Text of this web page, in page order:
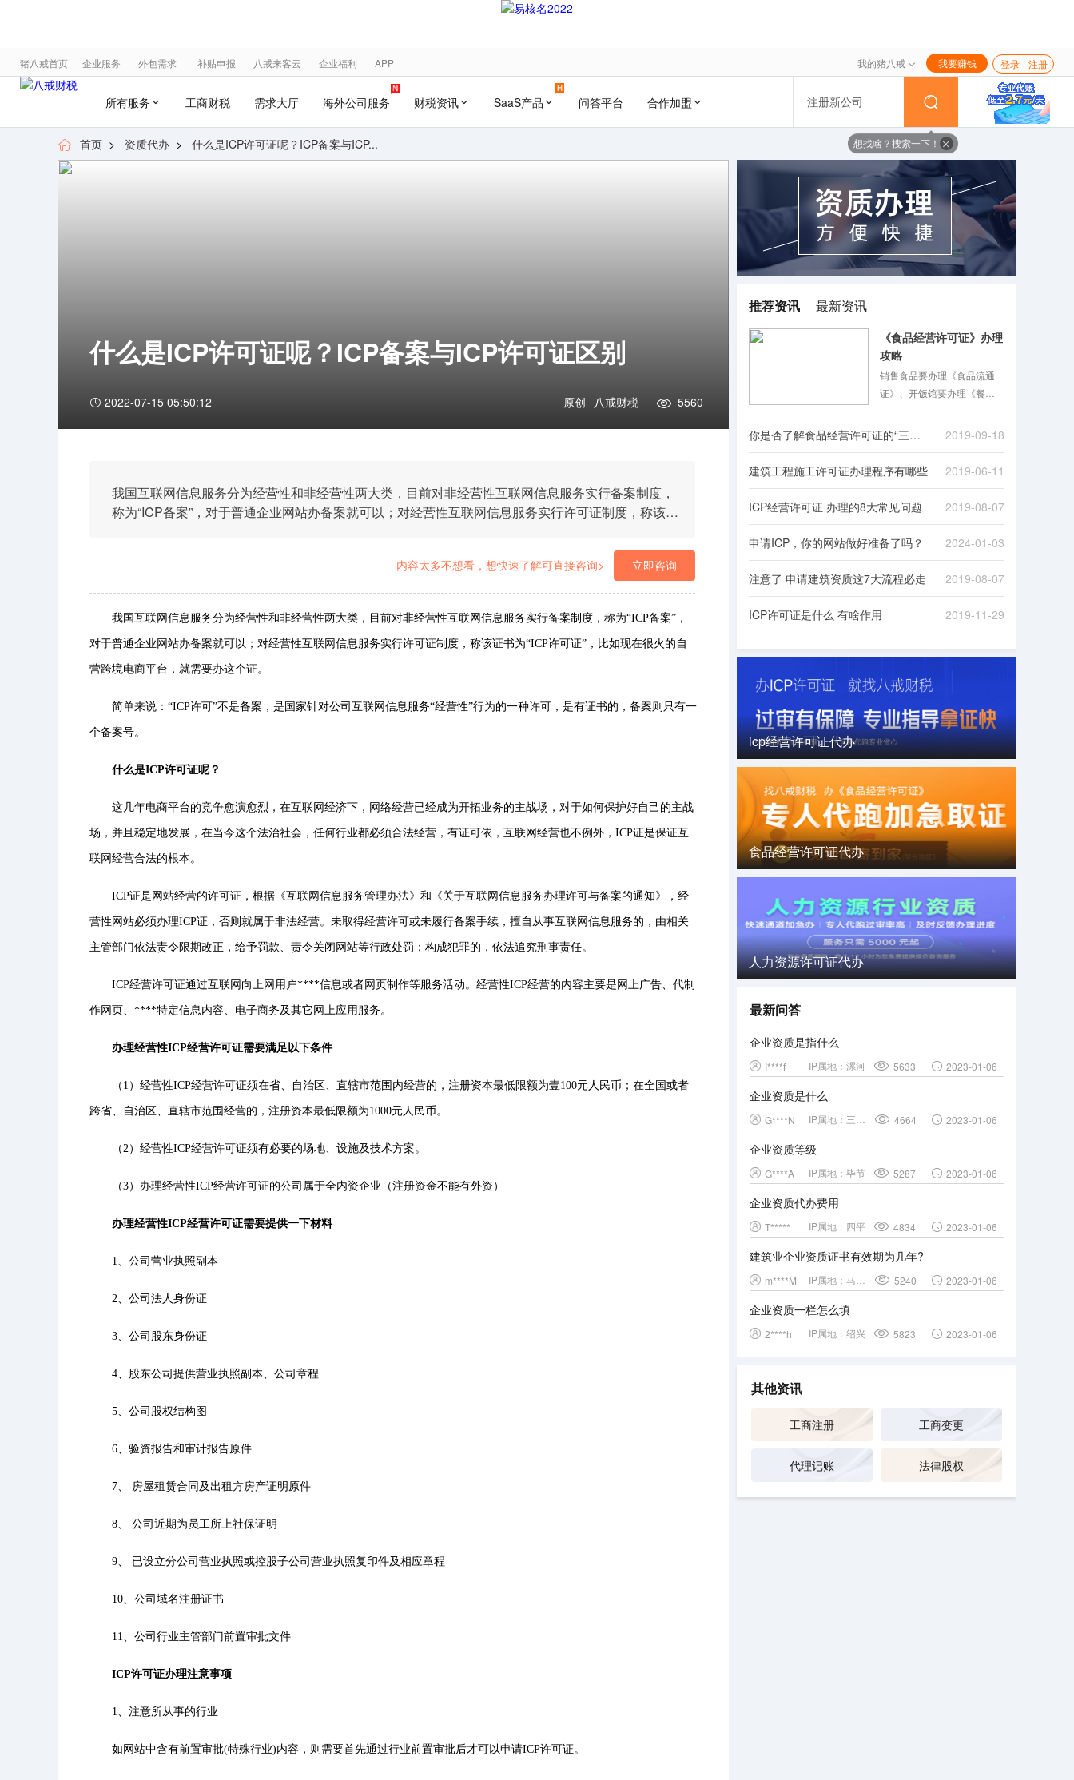
猪八戒首页 企业服务 外包需求 补贴申报 八戒来客云 企业福利 APP 我的猪八戒 我要赚钱 登录 注册
所有服务 工商财税 需求大厅 海外公司服务 财税资讯 SaaS产品 问答平台 合作加盟 注册新公司
想找啥？搜索一下！
首页 > 资质代办 > 什么是ICP许可证呢？ICP备案与ICP...
什么是ICP许可证呢？ICP备案与ICP许可证区别
2022-07-15 05:50:12 原创 八戒财税 5560
我国互联网信息服务分为经营性和非经营性两大类，目前对非经营性互联网信息服务实行备案制度，
称为“ICP备案”，对于普通企业网站办备案就可以；对经营性互联网信息服务实行许可证制度，称该证
内容太多不想看，想快速了解可直接咨询> 立即咨询
我国互联网信息服务分为经营性和非经营性两大类，目前对非经营性互联网信息服务实行备案制度，称为“ICP备案”，
对于普通企业网站办备案就可以；对经营性互联网信息服务实行许可证制度，称该证书为“ICP许可证”，比如现在很火的自
营跨境电商平台，就需要办这个证。
简单来说：“ICP许可”不是备案，是国家针对公司互联网信息服务“经营性”行为的一种许可，是有证书的，备案则只有一
个备案号。
什么是ICP许可证呢？
这几年电商平台的竞争愈演愈烈，在互联网经济下，网络经营已经成为开拓业务的主战场，对于如何保护好自己的主战
场，并且稳定地发展，在当今这个法治社会，任何行业都必须合法经营，有证可依，互联网经营也不例外，ICP证是保证互
联网经营合法的根本。
ICP证是网站经营的许可证，根据《互联网信息服务管理办法》和《关于互联网信息服务办理许可与备案的通知》，经
营性网站必须办理ICP证，否则就属于非法经营。未取得经营许可或未履行备案手续，擅自从事互联网信息服务的，由相关
主管部门依法责令限期改正，给予罚款、责令关闭网站等行政处罚；构成犯罪的，依法追究刑事责任。
ICP经营许可证通过互联网向上网用户****信息或者网页制作等服务活动。经营性ICP经营的内容主要是网上广告、代制
作网页、****特定信息内容、电子商务及其它网上应用服务。
办理经营性ICP经营许可证需要满足以下条件
（1）经营性ICP经营许可证须在省、自治区、直辖市范围内经营的，注册资本最低限额为壹100元人民币；在全国或者
跨省、自治区、直辖市范围经营的，注册资本最低限额为1000元人民币。
（2）经营性ICP经营许可证须有必要的场地、设施及技术方案。
（3）办理经营性ICP经营许可证的公司属于全内资企业（注册资金不能有外资）
办理经营性ICP经营许可证需要提供一下材料
1、公司营业执照副本
2、公司法人身份证
3、公司股东身份证
4、股东公司提供营业执照副本、公司章程
5、公司股权结构图
6、验资报告和审计报告原件
7、 房屋租赁合同及出租方房产证明原件
8、 公司近期为员工所上社保证明
9、 已设立分公司营业执照或控股子公司营业执照复印件及相应章程
10、公司域名注册证书
11、公司行业主管部门前置审批文件
ICP许可证办理注意事项
1、注意所从事的行业
如网站中含有前置审批(特殊行业)内容，则需要首先通过行业前置审批后才可以申请ICP许可证。
推荐资讯 最新资讯
《食品经营许可证》办理
攻略
销售食品要办理《食品流通
证》、开饭馆要办理《餐饮
理《公共场所卫生许可证》
……食品混合业态经营越来
越普遍，经营者花几倍时
间，准备多份材料，跑多个
前并不少见。
你是否了解食品经营许可证的“三证合一” 2019-09-18
建筑工程施工许可证办理程序有哪些 2019-06-11
ICP经营许可证 办理的8大常见问题 2019-08-07
申请ICP，你的网站做好准备了吗？ 2024-01-03
注意了 申请建筑资质这7大流程必走 2019-08-07
ICP许可证是什么 有啥作用 2019-11-29
icp经营许可证代办
食品经营许可证代办
人力资源许可证代办
最新问答
企业资质是指什么
I****f IP属地： 漯河 5633 2023-01-06
企业资质是什么
G****N IP属地： 4664 2023-01-06
企业资质等级
G****A IP属地： 毕节 5287 2023-01-06
企业资质代办费用
T***** IP属地： 四平 4834 2023-01-06
建筑业企业资质证书有效期为几年?
m****M IP属地： 5240 2023-01-06
企业资质一栏怎么填
2****h IP属地： 绍兴 5823 2023-01-06
其他资讯
工商注册 工商变更
代理记账 法律股权